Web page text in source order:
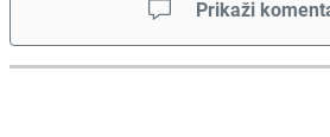
Prikaži